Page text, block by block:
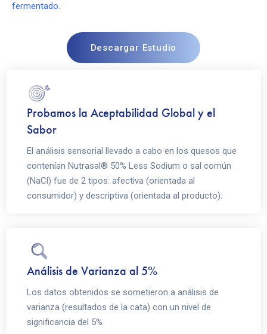
fermentado.
Descargar Estudio
Probamos la Aceptabilidad Global y el
Sabor
El análisis sensorial llevado a cabo en los quesos que
contenían Nutrasal® 50% Less Sodium o sal común
(NaCl) fue de 2 tipos: afectiva (orientada al
consumidor) y descriptiva (orientada al producto).
Análisis de Varianza al 5%
Los datos obtenidos se sometieron a análisis de
varianza (resultados de la cata) con un nivel de
significancia del 5%